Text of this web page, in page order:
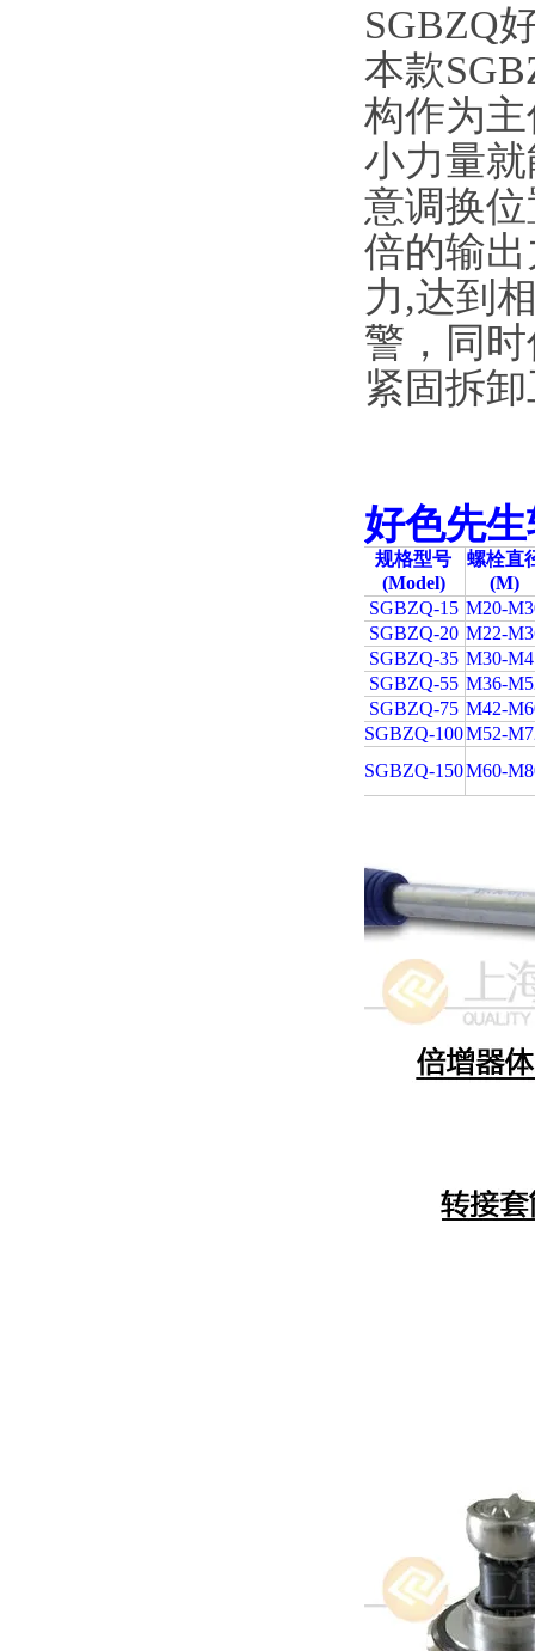
SGBZQ
本款
构作为主
小力量就
意调换位
倍的输
力,达到
警，
紧固拆卸工
好色先
规格型号
(Model)
螺栓直
(M)
SGBZQ-15 M20-
SGBZQ-20 M22-
SGBZQ-35 M30-
SGBZQ-55 M36-
SGBZQ-75 M42-
SGBZQ-100M52-
SGBZQ-150M60-